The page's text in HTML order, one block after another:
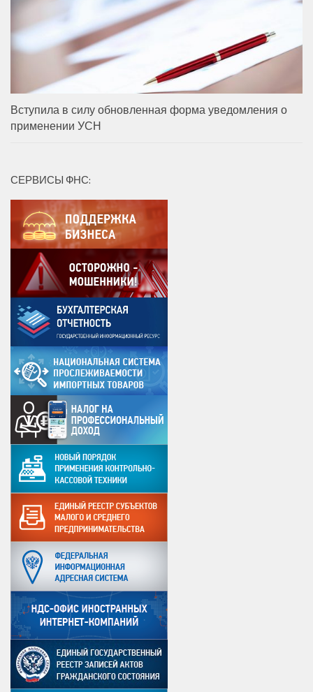
Вступила в силу обновленная форма уведомления о
применении УСН
СЕРВИСЫ ФНС: